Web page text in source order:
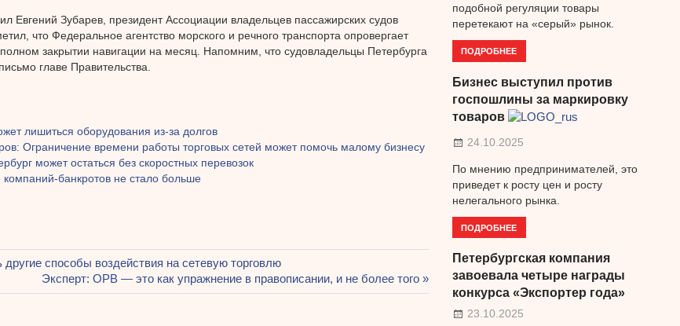
Евгений Зубарев, президент Ассоциации владельцев пассажирских судов
что Федеральное агентство морского и речного транспорта опровергает
закрытии навигации на месяц. Напомним, что судовладельцы Петербурга
главе Правительства.
лишиться оборудования из-за долгов
Ограничение времени работы торговых сетей может помочь малому бизнесу
может остаться без скоростных перевозок
компаний-банкротов не стало больше
другие способы воздействия на сетевую торговлю
Следующая
запись:
Эксперт: ОРВ — это как упражнение в правописании, и не более того
подобной регуляции товары
перетекают на «серый» рынок.
ПОДРОБНЕЕ
Бизнес выступил против
госпошлины за маркировку
товаров
24.10.2025
По мнению предпринимателей, это
приведет к росту цен и росту
нелегального рынка.
ПОДРОБНЕЕ
Петербургская компания
завоевала четыре награды
конкурса «Экспортер года»
23.10.2025